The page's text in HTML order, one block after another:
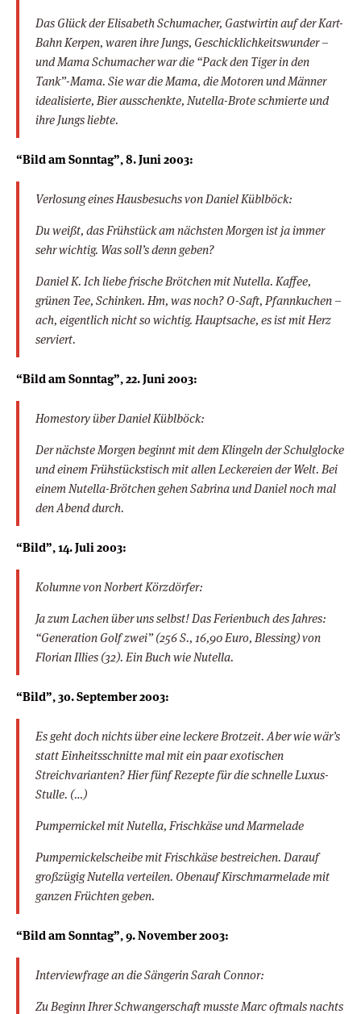
Das Glück der Elisabeth Schumacher, Gastwirtin auf der Kart-
Bahn Kerpen, waren ihre Jungs, Geschicklichkeitswunder –
und Mama Schumacher war die “Pack den Tiger in den
Tank”-Mama. Sie war die Mama, die Motoren und Männer
idealisierte, Bier ausschenkte, Nutella-Brote schmierte und
ihre Jungs liebte.
“Bild am Sonntag”, 8. Juni 2003:
Verlosung eines Hausbesuchs von Daniel Küblböck:
Du weißt, das Frühstück am nächsten Morgen ist ja immer
sehr wichtig. Was soll’s denn geben?
Daniel K. Ich liebe frische Brötchen mit Nutella. Kaffee,
grünen Tee, Schinken. Hm, was noch? O-Saft, Pfannkuchen –
ach, eigentlich nicht so wichtig. Hauptsache, es ist mit Herz
serviert.
“Bild am Sonntag”, 22. Juni 2003:
Homestory über Daniel Küblböck:
Der nächste Morgen beginnt mit dem Klingeln der Schulglocke
und einem Frühstückstisch mit allen Leckereien der Welt. Bei
einem Nutella-Brötchen gehen Sabrina und Daniel noch mal
den Abend durch.
“Bild”, 14. Juli 2003:
Kolumne von Norbert Körzdörfer:
Ja zum Lachen über uns selbst! Das Ferienbuch des Jahres:
“Generation Golf zwei” (256 S., 16,90 Euro, Blessing) von
Florian Illies (32). Ein Buch wie Nutella.
“Bild”, 30. September 2003:
Es geht doch nichts über eine leckere Brotzeit. Aber wie wär’s
statt Einheitsschnitte mal mit ein paar exotischen
Streichvarianten? Hier fünf Rezepte für die schnelle Luxus-
Stulle. (…)
Pumpernickel mit Nutella, Frischkäse und Marmelade
Pumpernickelscheibe mit Frischkäse bestreichen. Darauf
großzügig Nutella verteilen. Obenauf Kirschmarmelade mit
ganzen Früchten geben.
“Bild am Sonntag”, 9. November 2003:
Interviewfrage an die Sängerin Sarah Connor:
Zu Beginn Ihrer Schwangerschaft musste Marc oftmals nachts